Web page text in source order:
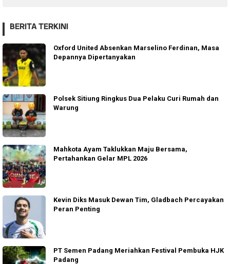
BERITA TERKINI
Oxford United Absenkan Marselino Ferdinan, Masa
Depannya Dipertanyakan
Polsek Sitiung Ringkus Dua Pelaku Curi Rumah dan
Warung
Mahkota Ayam Taklukkan Maju Bersama,
Pertahankan Gelar MPL 2026
Kevin Diks Masuk Dewan Tim, Gladbach Percayakan
Peran Penting
PT Semen Padang Meriahkan Festival Pembuka HJK
Padang